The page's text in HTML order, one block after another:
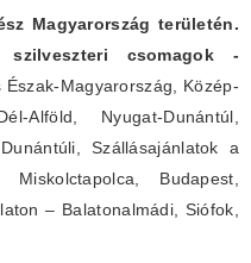
Magyarország területén.
szilveszteri csomagok -
Észak-Magyarország, Közép-
Alföld, Nyugat-Dunántúl,
Szállásajánlatok a
Budapest,
– Balatonalmádi, Siófok,